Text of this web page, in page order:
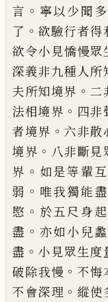
言 。 寧以少聞
了 。欲驗行者得
欲令小見憍慢眾
深義非九種人所
夫所知境界 。 二
法相境界 。 四非
者境界 。 六非散
境界 。 八非斷見
界 。 如是等輩
弱 。 唯我獨能
愍 。 於五尺身
盡 。 亦如小兒
盡 。 小見眾生度
破除我慢 。 不悔
不會深理 。 縱使